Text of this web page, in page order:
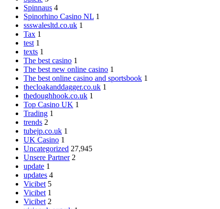
Spinnaus 4
Spinorhino Casino NL 1
ssswalesltd.co.uk 1
Tax 1
test 1
texts 1
The best casino 1
The best new online casino 1
The best online casino and sportsbook 1
thecloakanddagger.co.uk 1
thedoughhook.co.uk 1
Top Casino UK 1
Trading 1
trends 2
tubejp.co.uk 1
UK Casino 1
Uncategorized 27,945
Unsere Partner 2
update 1
updates 4
Vicibet 5
Vicibet 1
Vicibet 2